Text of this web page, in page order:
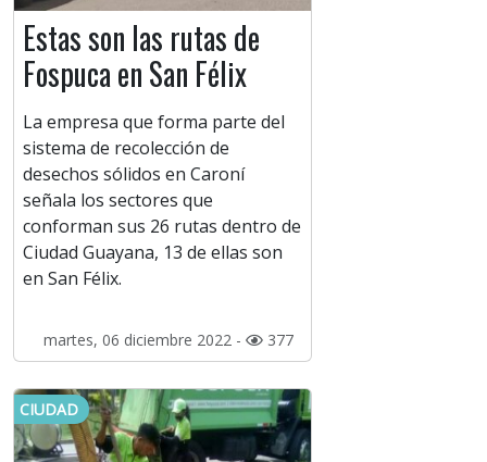
Estas son las rutas de
Fospuca en San Félix
La empresa que forma parte del
sistema de recolección de
desechos sólidos en Caroní
señala los sectores que
conforman sus 26 rutas dentro de
Ciudad Guayana, 13 de ellas son
en San Félix.
martes, 06 diciembre 2022 - 377
CIUDAD